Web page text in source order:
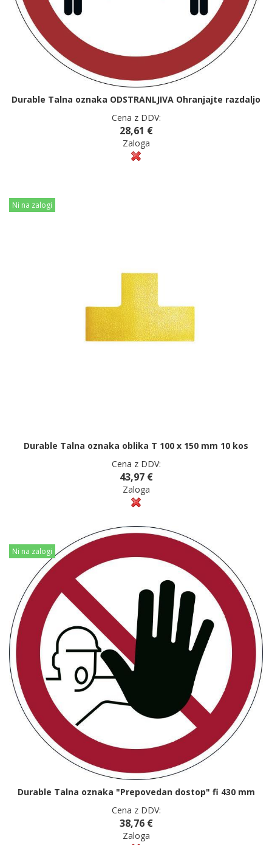
Durable Talna oznaka ODSTRANLJIVA Ohranjajte razdaljo
Cena z DDV:
28,61 €
Zaloga
Ni na zalogi
Durable Talna oznaka oblika T 100 x 150 mm 10 kos
Cena z DDV:
43,97 €
Zaloga
Ni na zalogi
Durable Talna oznaka "Prepovedan dostop" fi 430 mm
Cena z DDV:
38,76 €
Zaloga